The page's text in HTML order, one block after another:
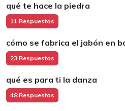
qué te hace la piedra
11 Respuestas
cómo se fabrica el jabón en
23 Respuestas
qué es para ti la danza
48 Respuestas